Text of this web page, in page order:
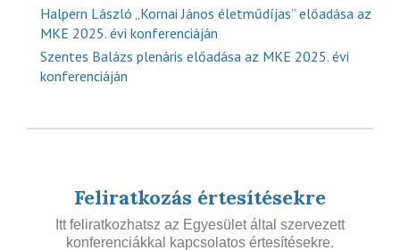
Halpern László „Kornai János életműdíjas” előadása az
MKE 2025. évi konferenciáján
Szentes Balázs plenáris előadása az MKE 2025. évi
konferenciáján
Feliratkozás értesítésekre
Itt feliratkozhatsz az Egyesület által szervezett
konferenciákkal kapcsolatos értesítésekre.